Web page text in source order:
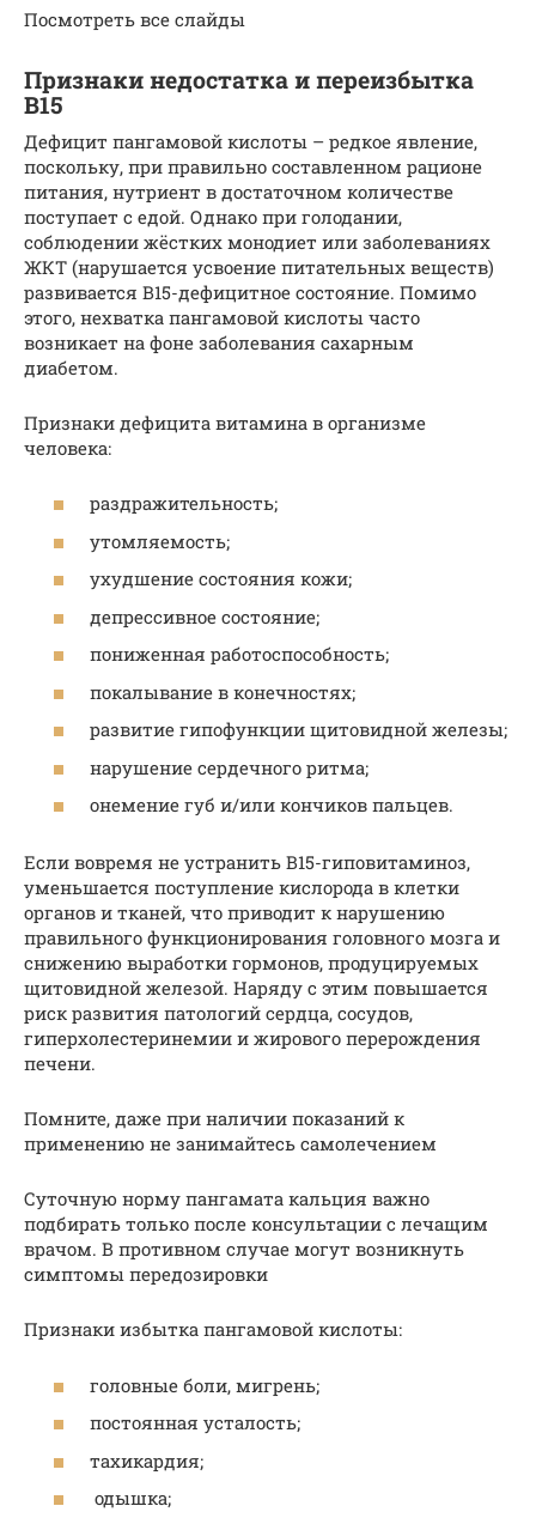
Посмотреть все слайды
Признаки недостатка и переизбытка
В15
Дефицит пангамовой кислоты – редкое явление,
поскольку, при правильно составленном рационе
питания, нутриент в достаточном количестве
поступает с едой. Однако при голодании,
соблюдении жёстких монодиет или заболеваниях
ЖКТ (нарушается усвоение питательных веществ)
развивается В15-дефицитное состояние. Помимо
этого, нехватка пангамовой кислоты часто
возникает на фоне заболевания сахарным
диабетом.
Признаки дефицита витамина в организме
человека:
раздражительность;
утомляемость;
ухудшение состояния кожи;
депрессивное состояние;
пониженная работоспособность;
покалывание в конечностях;
развитие гипофункции щитовидной железы;
нарушение сердечного ритма;
онемение губ и/или кончиков пальцев.
Если вовремя не устранить В15-гиповитаминоз,
уменьшается поступление кислорода в клетки
органов и тканей, что приводит к нарушению
правильного функционирования головного мозга и
снижению выработки гормонов, продуцируемых
щитовидной железой. Наряду с этим повышается
риск развития патологий сердца, сосудов,
гиперхолестеринемии и жирового перерождения
печени.
Помните, даже при наличии показаний к
применению не занимайтесь самолечением
Суточную норму пангамата кальция важно
подбирать только после консультации с лечащим
врачом. В противном случае могут возникнуть
симптомы передозировки
Признаки избытка пангамовой кислоты:
головные боли, мигрень;
постоянная усталость;
тахикардия;
одышка;